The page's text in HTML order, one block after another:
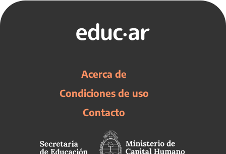
Acerca de
Condiciones de uso
Contacto